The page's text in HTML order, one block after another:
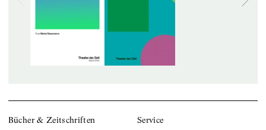
Bücher & Zeitschriften Service